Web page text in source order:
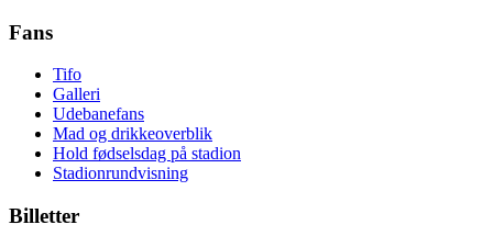
Fans
Tifo
Galleri
Udebanefans
Mad og drikkeoverblik
Hold fødselsdag på stadion
Stadionrundvisning
Billetter